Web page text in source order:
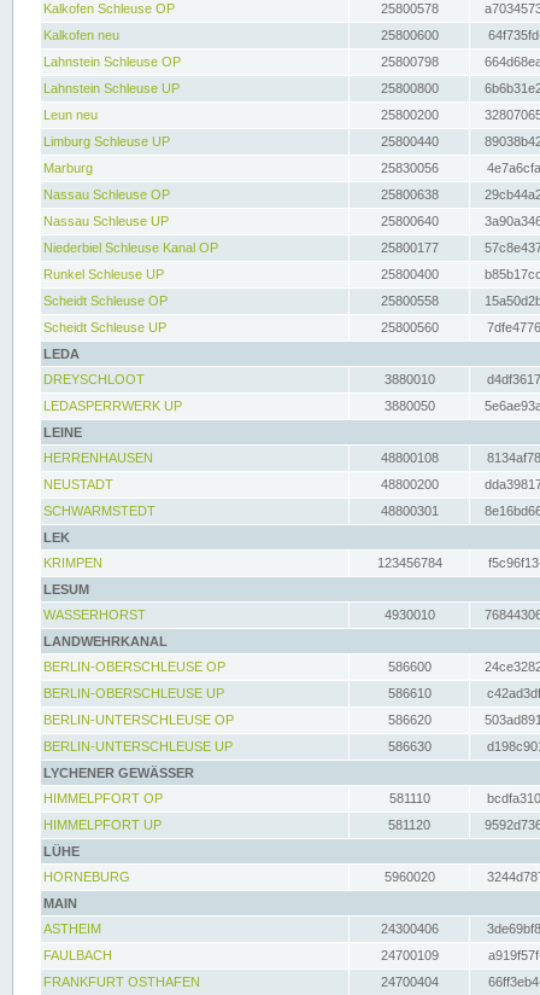
Kalkofen Schleuse OP
25800578
Kalkofen neu
25800600
Lahnstein Schleuse OP
25800798
Lahnstein Schleuse UP
25800800
Leun neu
25800200
Limburg Schleuse UP
25800440
Marburg
25830056
Nassau Schleuse OP
25800638
Nassau Schleuse UP
25800640
Niederbiel Schleuse Kanal OP
25800177
Runkel Schleuse UP
25800400
Scheidt Schleuse OP
25800558
Scheidt Schleuse UP
25800560
LEDA
DREYSCHLOOT
3880010
LEDASPERRWERK UP
3880050
LEINE
HERRENHAUSEN
48800108
NEUSTADT
48800200
SCHWARMSTEDT
48800301
LEK
KRIMPEN
123456784
LESUM
WASSERHORST
4930010
LANDWEHRKANAL
BERLIN-OBERSCHLEUSE OP
586600
BERLIN-OBERSCHLEUSE UP
586610
BERLIN-UNTERSCHLEUSE OP
586620
BERLIN-UNTERSCHLEUSE UP
586630
LYCHENER GEWÄSSER
HIMMELPFORT OP
581110
HIMMELPFORT UP
581120
LÜHE
HORNEBURG
5960020
MAIN
ASTHEIM
24300406
FAULBACH
24700109
FRANKFURT OSTHAFEN
24700404